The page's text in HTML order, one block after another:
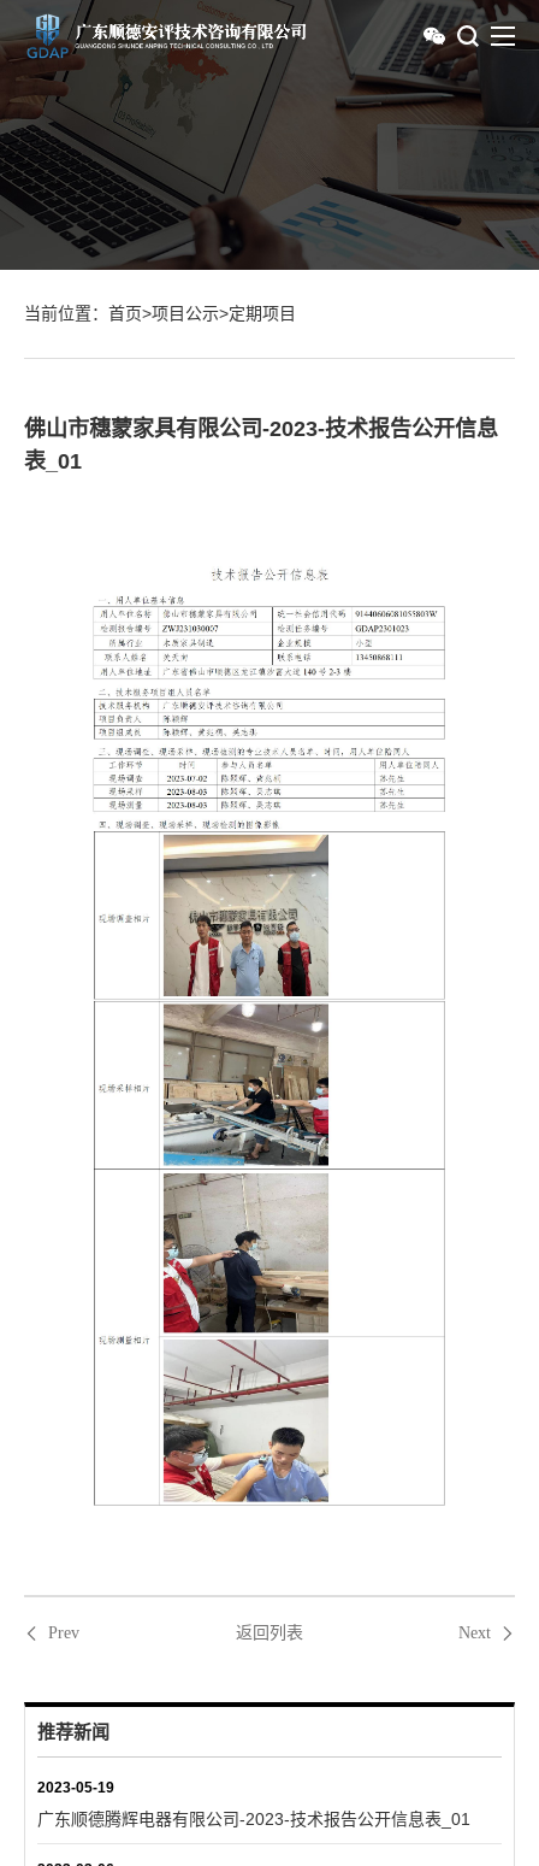
当前位置： 首页>项目公示>定期项目
佛山市穗蒙家具有限公司-2023-技术报告公开信息
表_01
Prev 返回列表 Next
推荐新闻
2023-05-19
广东顺德腾辉电器有限公司-2023-技术报告公开信息表_01